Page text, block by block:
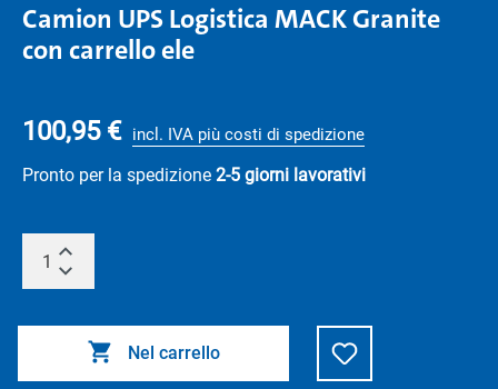
Camion UPS Logistica MACK Granite
con carrello ele
100,95 € incl. IVA più costi di spedizione
Pronto per la spedizione 2-5 giorni lavorativi
Nel carrello